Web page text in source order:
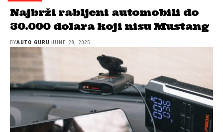
Najbrži rabljeni automobili do
30.000 dolara koji nisu Mustang
BYAUTO GURU JUNE 28, 2025